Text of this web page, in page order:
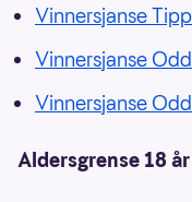
Vinnersjanse
Vinnersjanse
Vinnersjanse
Aldersgrense 18 år